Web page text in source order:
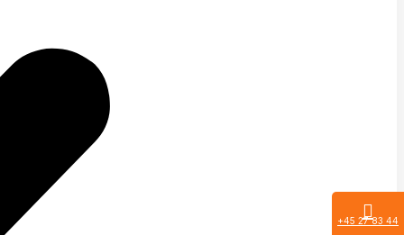
+45 27 83 44